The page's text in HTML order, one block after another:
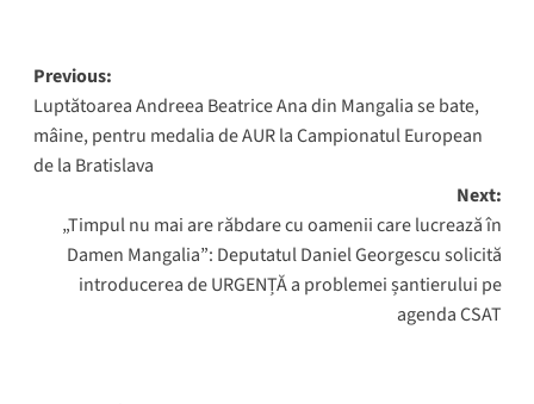
Post
navigation
Previous:
Luptătoarea Andreea Beatrice Ana din Mangalia se bate,
mâine, pentru medalia de AUR la Campionatul European
de la Bratislava
Next:
„Timpul nu mai are răbdare cu oamenii care lucrează în
Damen Mangalia”: Deputatul Daniel Georgescu solicită
introducerea de URGENȚĂ a problemei șantierului pe
agenda CSAT